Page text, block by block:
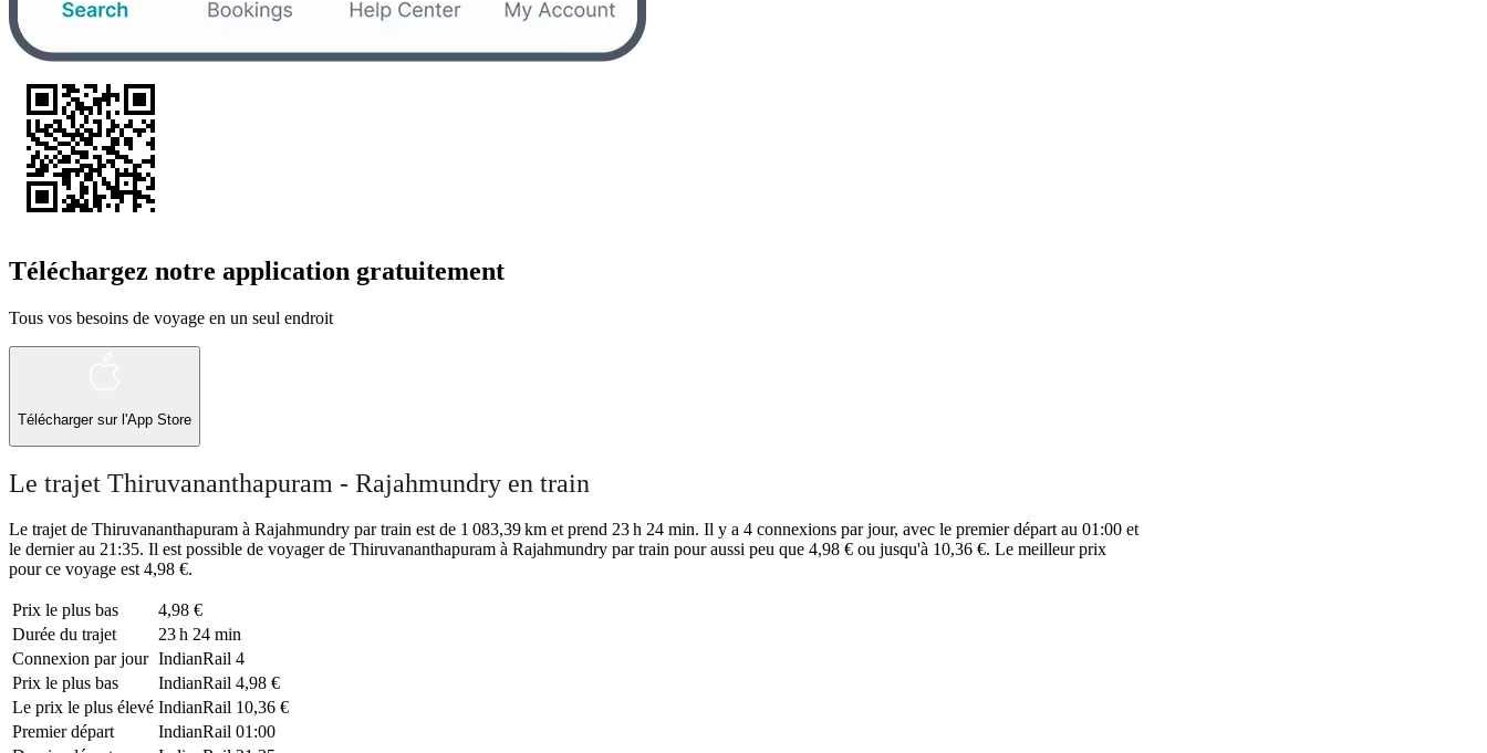
Téléchargez notre application gratuitement
Tous vos besoins de voyage en un seul endroit
Télécharger sur l'App Store
Le trajet Thiruvananthapuram - Rajahmundry en train
Le trajet de Thiruvananthapuram à Rajahmundry par train est de 1 083,39 km et prend 23 h 24 min. Il y a 4 connexions par jour, avec le premier départ au 01:00 et
le dernier au 21:35. Il est possible de voyager de Thiruvananthapuram à Rajahmundry par train pour aussi peu que 4,98 € ou jusqu'à 10,36 €. Le meilleur prix
pour ce voyage est 4,98 €.
Prix ​​le plus bas
4,98 €
Durée du trajet
23 h 24 min
Connexion par jour IndianRail 4
Prix ​​le plus bas
IndianRail 4,98 €
Le prix le plus élevé IndianRail 10,36 €
Premier départ
IndianRail 01:00